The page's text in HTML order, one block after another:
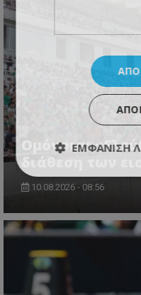
Ομόνοια:
διάθεση των
10.08.2026 - 08:56
ΕΜΦΆΝΙΣΗ